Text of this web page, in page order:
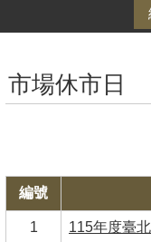
市場休市日
編號
1 115年度臺